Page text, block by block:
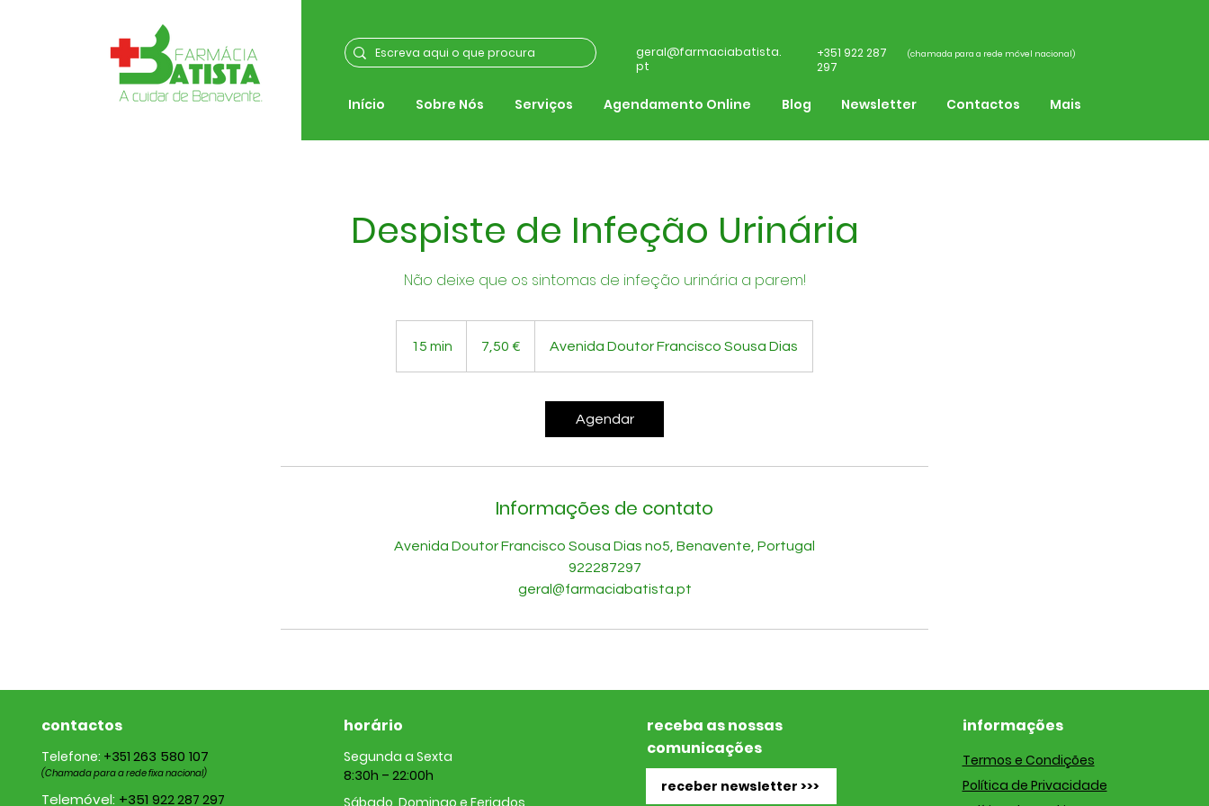
geral@farmaciabatista.
pt
(chamada para a rede móvel nacional)
+351 922 287
297
Início Sobre Nós Serviços Agendamento Online Blog Newsletter Contactos Mais
Despiste de Infeção Urinária
Não deixe que os sintomas de infeção urinária a parem!
15 min 7,50 € Avenida Doutor Francisco Sousa Dias
Agendar
Informações de contato
Avenida Doutor Francisco Sousa Dias no5, Benavente, Portugal
922287297
geral@farmaciabatista.pt
contactos
Telefone: +351 263 580 107
(Chamada para a rede fixa nacional)
Telemóvel: +351 922 287 297
horário
Segunda a Sexta
8:30h – 22:00h
Sábado, Domingo e Feriados
receba as nossas
comunicações
receber newsletter >>>
informações
Termos e Condições
Política de Privacidade